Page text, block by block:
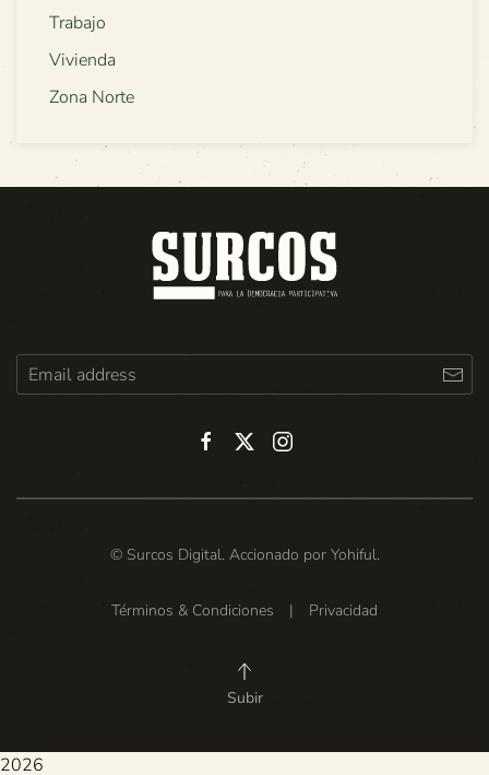
Trabajo
Vivienda
Zona Norte
© Surcos Digital. Accionado por Yohiful.
Términos & Condiciones | Privacidad
Subir
2026